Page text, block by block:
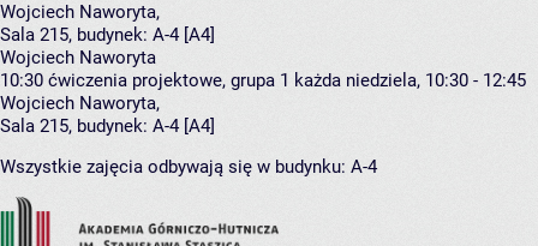
Wojciech Naworyta,
Sala 215, budynek: A-4 [A4]
Wojciech Naworyta
10:30 ćwiczenia projektowe, grupa 1 każda niedziela, 10:30 - 12:45
Wojciech Naworyta,
Sala 215, budynek: A-4 [A4]
Wszystkie zajęcia odbywają się w budynku: A-4